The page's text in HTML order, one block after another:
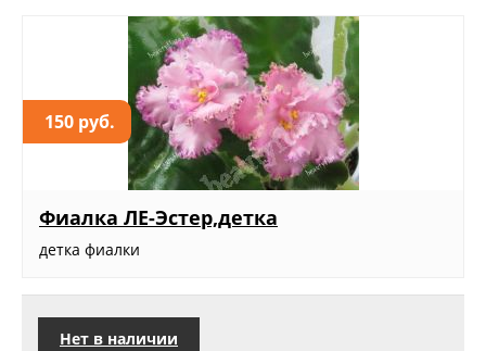
150 руб.
Фиалка ЛЕ-Эстер,детка
детка фиалки
Нет в наличии